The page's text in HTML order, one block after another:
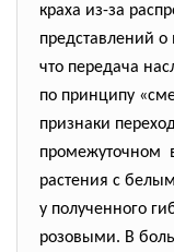
краха из-за
представлений о
что передача
по принципу
признаки
промежуточном
растения с
у полученного
розовыми. В